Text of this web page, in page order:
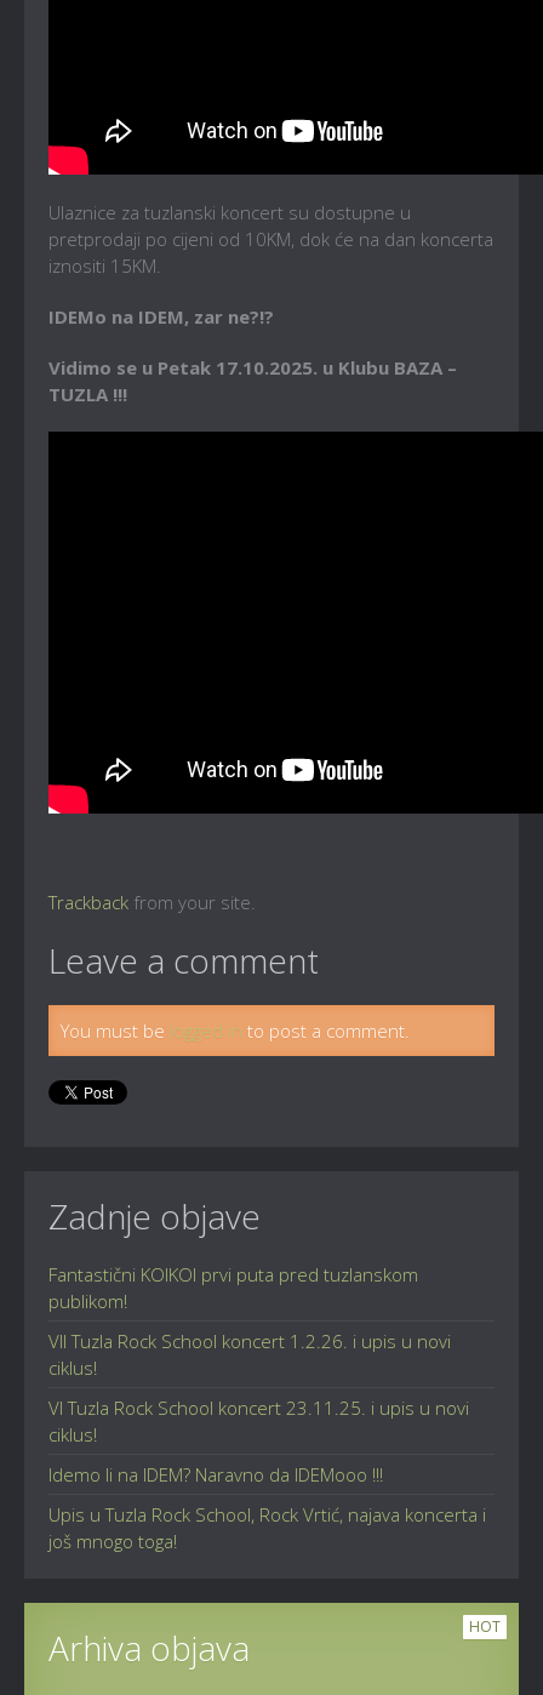
Ulaznice za tuzlanski koncert su dostupne u
pretprodaji po cijeni od 10KM, dok će na dan koncerta
iznositi 15KM.
IDEMo na IDEM, zar ne?!?
Vidimo se u Petak 17.10.2025. u Klubu BAZA –
TUZLA !!!
Trackback from your site.
Leave a comment
You must be logged in to post a comment.
Zadnje objave
Fantastični KOIKOI prvi puta pred tuzlanskom
publikom!
VII Tuzla Rock School koncert 1.2.26. i upis u novi
ciklus!
VI Tuzla Rock School koncert 23.11.25. i upis u novi
ciklus!
Idemo li na IDEM? Naravno da IDEMooo !!!
Upis u Tuzla Rock School, Rock Vrtić, najava koncerta i
još mnogo toga!
HOT
Arhiva objava